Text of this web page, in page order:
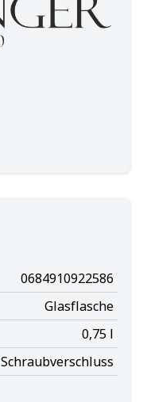
0684910922586
Glasflasche
0,75 l
Schraubverschluss